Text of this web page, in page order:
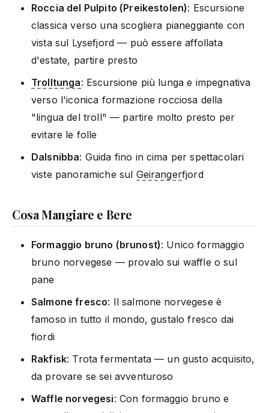
Roccia del Pulpito (Preikestolen): Escursione
classica verso una scogliera pianeggiante con
vista sul Lysefjord — può essere affollata
d'estate, partire presto
Trolltunga: Escursione più lunga e impegnativa
verso l'iconica formazione rocciosa della
"lingua del troll" — partire molto presto per
evitare le folle
Dalsnibba: Guida fino in cima per spettacolari
viste panoramiche sul Geirangerfjord
Cosa Mangiare e Bere
Formaggio bruno (brunost): Unico formaggio
bruno norvegese — provalo sui waffle o sul
pane
Salmone fresco: Il salmone norvegese è
famoso in tutto il mondo, gustalo fresco dai
fiordi
Rakfisk: Trota fermentata — un gusto acquisito,
da provare se sei avventuroso
Waffle norvegesi: Con formaggio bruno e